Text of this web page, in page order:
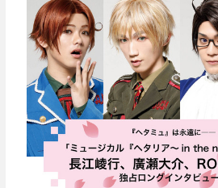
ゲーム・アプリ
映画
グッズ
声優
舞台
特集一覧
インタビュー
ラキりす
連載マンガ
連載マンガ一覧
番組・動画
番組・動画一覧
動画
連載・ブログ
連載・ブログ一覧
編集部ブログ・お知らせ